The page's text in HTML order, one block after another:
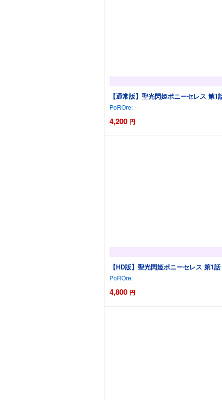
【通常版】聖光閃姫ポニーセレス 第
PoROre:
4,200 円
【HD版】聖光閃姫ポニーセレス 第1
PoROre:
4,800 円